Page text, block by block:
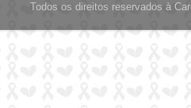
Todos os direitos reservados à